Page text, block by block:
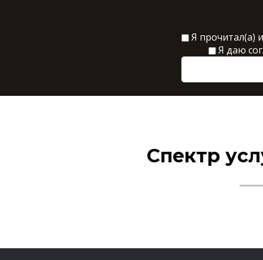
Я прочитал(а)
Я даю
Спектр